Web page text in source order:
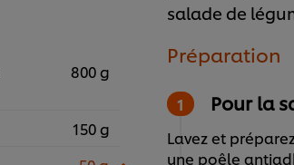
800 g
150 g
salade de
Préparation
Pour la
Lavez et
une poêle